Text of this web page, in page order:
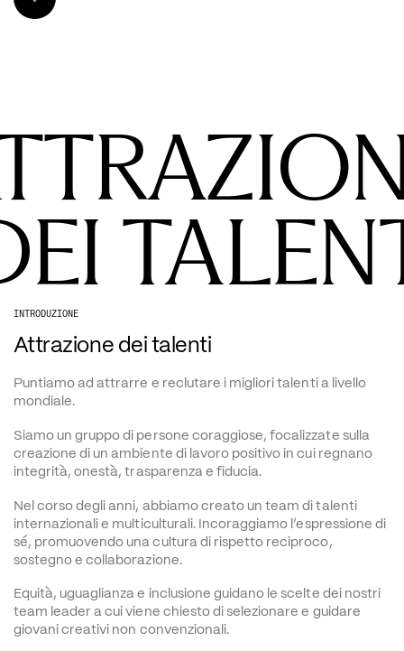
INTRODUZIONE
Attrazione dei talenti
Puntiamo ad attrarre e reclutare i migliori talenti a livello
mondiale.
Siamo un gruppo di persone coraggiose, focalizzate sulla
creazione di un ambiente di lavoro positivo in cui regnano
integrità, onestà, trasparenza e fiducia.
Nel corso degli anni, abbiamo creato un team di talenti
internazionali e multiculturali. Incoraggiamo l’espressione di
sé, promuovendo una cultura di rispetto reciproco,
sostegno e collaborazione.
Equità, uguaglianza e inclusione guidano le scelte dei nostri
team leader a cui viene chiesto di selezionare e guidare
giovani creativi non convenzionali.